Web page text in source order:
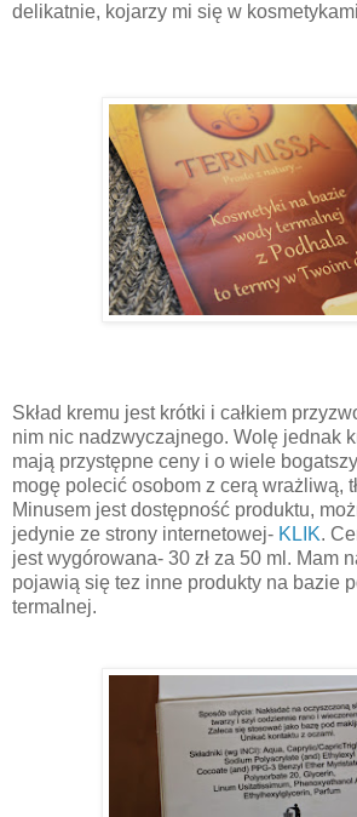
delikatnie, kojarzy mi się w
Skład kremu jest krótki i całkiem
nim nic nadzwyczajnego. Wolę jednak
mają przystępne ceny i o wiele
mogę polecić osobom z cerą wrażliwą,
Minusem jest dostępność produktu,
jedynie ze strony internetowej- KLIK.
jest wygórowana- 30 zł za 50 ml. Mam
pojawią się tez inne produkty na bazie
termalnej.